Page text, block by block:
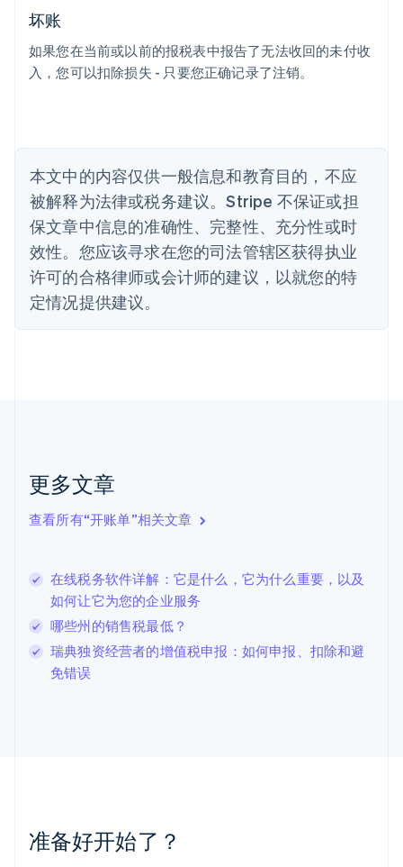
坏账
如果您在当前或以前的报税表中报告了无法收回的未付收
入，您可以扣除损失 - 只要您正确记录了注销。
本文中的内容仅供一般信息和教育目的，不应
被解释为法律或税务建议。Stripe 不保证或担
保文章中信息的准确性、完整性、充分性或时
效性。您应该寻求在您的司法管辖区获得执业
许可的合格律师或会计师的建议，以就您的特
定情况提供建议。
更多文章
查看所有“开账单”相关文章
在线税务软件详解：它是什么，它为什么重要，以及
如何让它为您的企业服务
哪些州的销售税最低？
瑞典独资经营者的增值税申报：如何申报、扣除和避
免错误
准备好开始了？
奥地利
澳大利亚
English
English
比利时
NederlandsFrançaisDeutschEnglish
波兰
English
丹麦
English
德国
法国
FrançaisEnglish
English
克罗地亚
EnglishItaliano
立陶宛
English
列支敦士登
DeutschEnglish
卢森堡
FrançaisDeutsch English
罗马尼亚
墨西哥
EspañolEnglish